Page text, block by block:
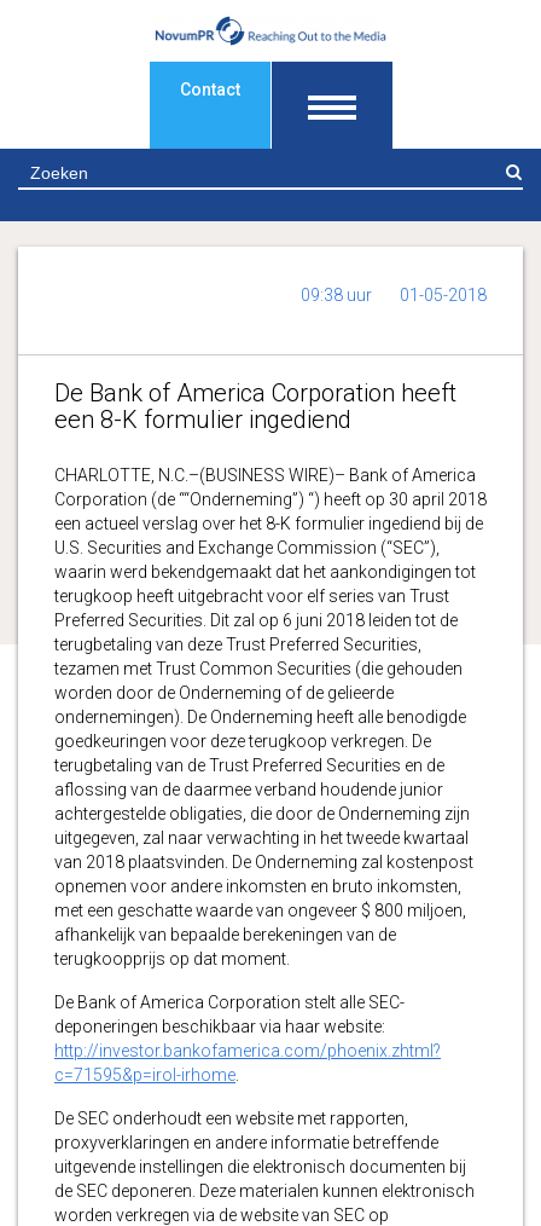
Contact
09:38 uur 01-05-2018
De Bank of America Corporation heeft
een 8-K formulier ingediend
CHARLOTTE, N.C.–(BUSINESS WIRE)– Bank of America
Corporation (de ““Onderneming”) “) heeft op 30 april 2018
een actueel verslag over het 8-K formulier ingediend bij de
U.S. Securities and Exchange Commission (“SEC”),
waarin werd bekendgemaakt dat het aankondigingen tot
terugkoop heeft uitgebracht voor elf series van Trust
Preferred Securities. Dit zal op 6 juni 2018 leiden tot de
terugbetaling van deze Trust Preferred Securities,
tezamen met Trust Common Securities (die gehouden
worden door de Onderneming of de gelieerde
ondernemingen). De Onderneming heeft alle benodigde
goedkeuringen voor deze terugkoop verkregen. De
terugbetaling van de Trust Preferred Securities en de
aflossing van de daarmee verband houdende junior
achtergestelde obligaties, die door de Onderneming zijn
uitgegeven, zal naar verwachting in het tweede kwartaal
van 2018 plaatsvinden. De Onderneming zal kostenpost
opnemen voor andere inkomsten en bruto inkomsten,
met een geschatte waarde van ongeveer $ 800 miljoen,
afhankelijk van bepaalde berekeningen van de
terugkoopprijs op dat moment.
De Bank of America Corporation stelt alle SEC-
deponeringen beschikbaar via haar website:
http://investor.bankofamerica.com/phoenix.zhtml?
c=71595&p=irol-irhome
De SEC onderhoudt een website met rapporten,
proxyverklaringen en andere informatie betreffende
uitgevende instellingen die elektronisch documenten bij
de SEC deponeren. Deze materialen kunnen elektronisch
worden verkregen via de website van SEC op